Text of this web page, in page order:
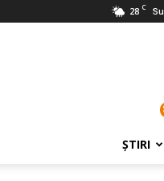
28 C
ŞTIRI